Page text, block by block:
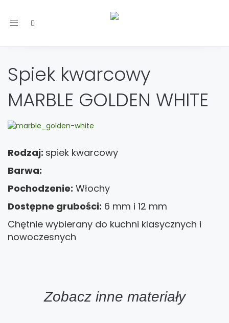
Toggle
Spiek kwarcowy
MARBLE GOLDEN WHITE
Rodzaj: spiek kwarcowy
Barwa:
Pochodzenie: Włochy
Dostępne grubości: 6 mm i 12 mm
Chętnie wybierany do kuchni klasycznych i
nowoczesnych
Zobacz inne materiały